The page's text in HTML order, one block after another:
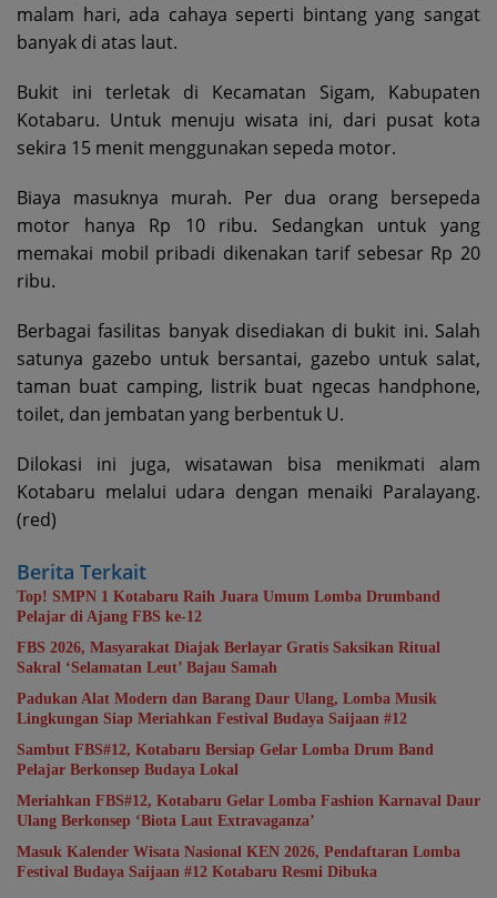
malam hari, ada cahaya seperti bintang yang sangat
banyak di atas laut.
Bukit ini terletak di Kecamatan Sigam, Kabupaten
Kotabaru. Untuk menuju wisata ini, dari pusat kota
sekira 15 menit menggunakan sepeda motor.
Biaya masuknya murah. Per dua orang bersepeda
motor hanya Rp 10 ribu. Sedangkan untuk yang
memakai mobil pribadi dikenakan tarif sebesar Rp 20
ribu.
Berbagai fasilitas banyak disediakan di bukit ini. Salah
satunya gazebo untuk bersantai, gazebo untuk salat,
taman buat camping, listrik buat ngecas handphone,
toilet, dan jembatan yang berbentuk U.
Dilokasi ini juga, wisatawan bisa menikmati alam
Kotabaru melalui udara dengan menaiki Paralayang.
(red)
Berita Terkait
Top! SMPN 1 Kotabaru Raih Juara Umum Lomba Drumband
Pelajar di Ajang FBS ke-12
FBS 2026, Masyarakat Diajak Berlayar Gratis Saksikan Ritual
Sakral ‘Selamatan Leut’ Bajau Samah
Padukan Alat Modern dan Barang Daur Ulang, Lomba Musik
Lingkungan Siap Meriahkan Festival Budaya Saijaan #12
Sambut FBS#12, Kotabaru Bersiap Gelar Lomba Drum Band
Pelajar Berkonsep Budaya Lokal
Meriahkan FBS#12, Kotabaru Gelar Lomba Fashion Karnaval Daur
Ulang Berkonsep ‘Biota Laut Extravaganza’
Masuk Kalender Wisata Nasional KEN 2026, Pendaftaran Lomba
Festival Budaya Saijaan #12 Kotabaru Resmi Dibuka